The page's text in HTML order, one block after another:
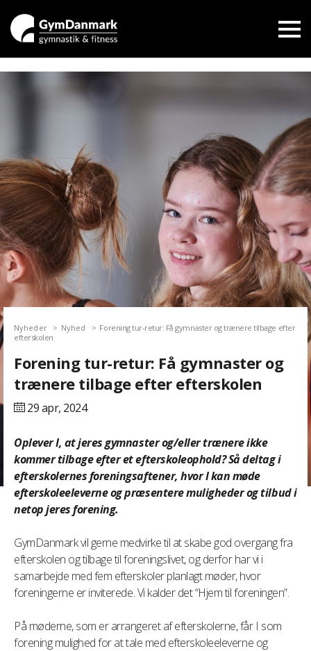
Nyheder Nyhed
Forening tur-retur: Få gymnaster og trænere tilbage efter
efterskolen
Forening tur-retur: Få gymnaster og
trænere tilbage efter efterskolen
29 apr, 2024
Oplever I, at jeres gymnaster og/eller trænere ikke
kommer tilbage efter et efterskoleophold? Så deltag i
efterskolernes foreningsaftener, hvor I kan møde
efterskoleeleverne og præsentere muligheder og tilbud i
netop jeres forening.
GymDanmark vil gerne medvirke til at skabe god overgang fra
efterskolen og tilbage til foreningslivet, og derfor har vi i
samarbejde med fem efterskoler planlagt møder, hvor
foreningerne er inviterede. Vi kalder det “Hjem til foreningen”.
På møderne, som er arrangeret af efterskolerne, får I som
forening mulighed for at tale med efterskoleeleverne og